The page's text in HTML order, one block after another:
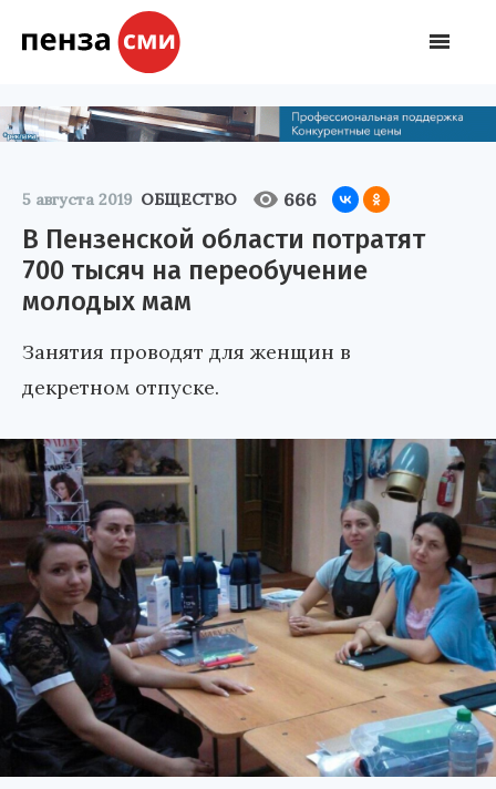
5 августа 2019 ОБЩЕСТВО 666
В Пензенской области потратят
700 тысяч на переобучение
молодых мам
Занятия проводят для женщин в
декретном отпуске.